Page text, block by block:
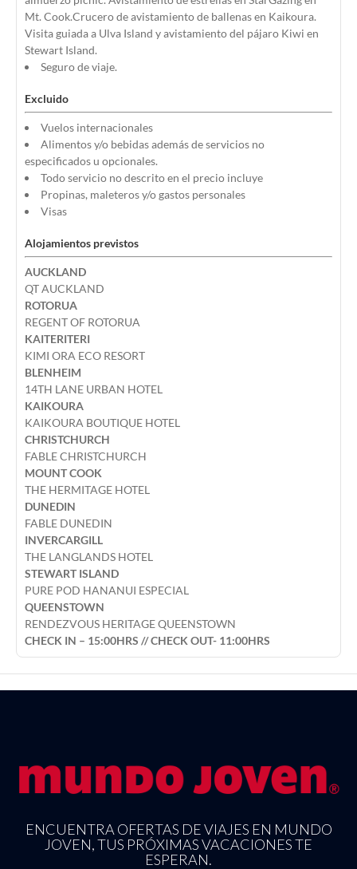
Mt. Cook.Crucero de avistamiento de ballenas en Kaikoura.
Visita guiada a Ulva Island y avistamiento del pájaro Kiwi en
Stewart Island.
Seguro de viaje.
Excluido
Vuelos internacionales
Alimentos y/o bebidas además de servicios no
especificados u opcionales.
Todo servicio no descrito en el precio incluye
Propinas, maleteros y/o gastos personales
Visas
Alojamientos previstos
AUCKLAND
QT AUCKLAND
ROTORUA
REGENT OF ROTORUA
KAITERITERI
KIMI ORA ECO RESORT
BLENHEIM
14TH LANE URBAN HOTEL
KAIKOURA
KAIKOURA BOUTIQUE HOTEL
CHRISTCHURCH
FABLE CHRISTCHURCH
MOUNT COOK
THE HERMITAGE HOTEL
DUNEDIN
FABLE DUNEDIN
INVERCARGILL
THE LANGLANDS HOTEL
STEWART ISLAND
PURE POD HANANUI ESPECIAL
QUEENSTOWN
RENDEZVOUS HERITAGE QUEENSTOWN
CHECK IN – 15:00HRS // CHECK OUT- 11:00HRS
ENCUENTRA OFERTAS DE VIAJES EN MUNDO
JOVEN, TUS PRÓXIMAS VACACIONES TE
ESPERAN.